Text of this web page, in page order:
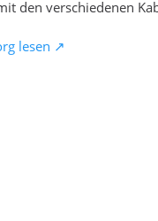
den verschiedenen
lesen